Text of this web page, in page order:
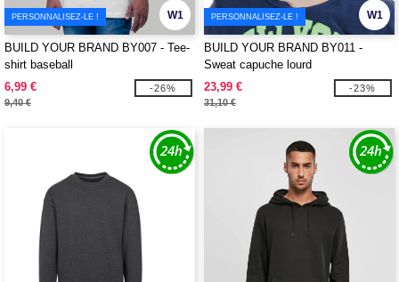
W1
PERSONNALISEZ-LE !
BUILD YOUR BRAND BY007 - Tee-
shirt baseball
6,99 €
9,40 €
-26%
W1
PERSONNALISEZ-LE !
BUILD YOUR BRAND BY011 -
Sweat capuche lourd
23,99 €
31,10 €
-23%